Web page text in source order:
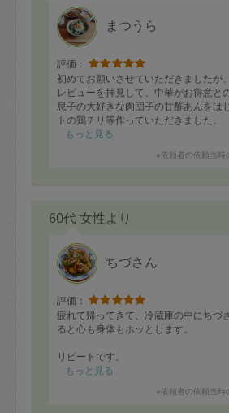
まつうら
評価：
初めてお願いさせていただきましたが
レビューを拝見して、中華がお得意と
息子の大好きな肉団子の甘酢あんをは
トの鶏チリ等作っていただきました。
薄味のリクエストにもご対応頂き、薄
ほうれん草のお浸しや高野豆腐の煮物
もっと見る
※依頼者の依頼当時
60代 女性より
ちづさん
評価：
疲れて帰ってきて、冷蔵庫の中にちづ
ると心も身体もホッとします。
リピートです。
今日は12品目ありました。
ただ煮るだけ、炒めるだけのお料理と
もっと見る
※依頼者の依頼当時